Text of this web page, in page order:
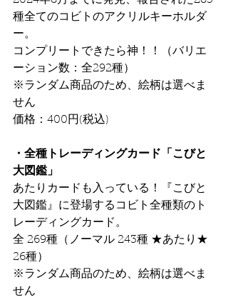
種全てのコビトのアクリルキーホルダ
ー。
コンプリートできたら神！！（バリエ
ーション数：全292種）
※ランダム商品のため、絵柄は選べま
せん
価格：400円(税込)
・全種トレーディングカード「こびと
大図鑑」
あたりカードも⼊っている！『こびと
⼤図鑑』に登場するコビト全種類のト
レーディングカード。
全 269種（ノーマル 243種 ★あたり★
26種）
※ランダム商品のため、絵柄は選べま
せん